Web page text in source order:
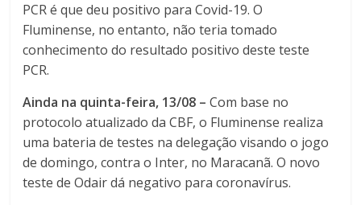
PCR é que deu positivo para Covid-19. O
Fluminense, no entanto, não teria tomado
conhecimento do resultado positivo deste teste
PCR.
Ainda na quinta-feira, 13/08 –Com base no
protocolo atualizado da CBF, o Fluminense realiza
uma bateria de testes na delegação visando o jogo
de domingo, contra o Inter, no Maracanã. O novo
teste de Odair dá negativo para coronavírus.